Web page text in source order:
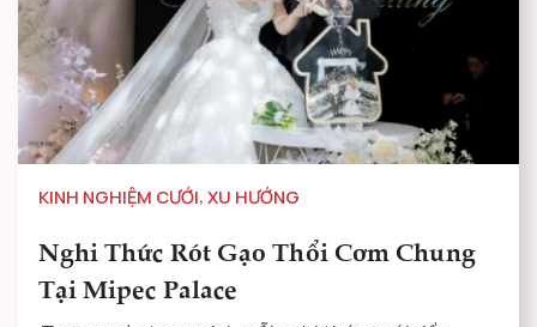
KINH NGHIỆM CƯỚI, XU HƯỚNG
Nghi Thức Rót Gạo Thổi Cơm Chung
Tại Mipec Palace